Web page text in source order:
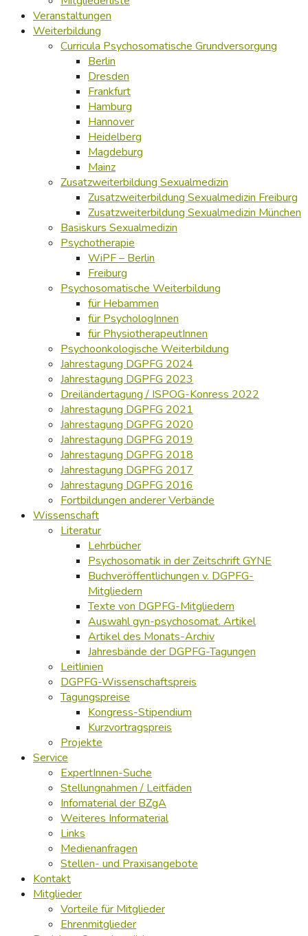
Veranstaltungen
Weiterbildung
Curricula Psychosomatische Grundversorgung
Berlin
Dresden
Frankfurt
Hamburg
Hannover
Heidelberg
Magdeburg
Mainz
Zusatzweiterbildung Sexualmedizin
Zusatzweiterbildung Sexualmedizin Freiburg
Zusatzweiterbildung Sexualmedizin München
Basiskurs Sexualmedizin
Psychotherapie
WiPF – Berlin
Freiburg
Psychosomatische Weiterbildung
für Hebammen
für PsychologInnen
für PhysiotherapeutInnen
Psychoonkologische Weiterbildung
Jahrestagung DGPFG 2024
Jahrestagung DGPFG 2023
Dreiländertagung / ISPOG-Konress 2022
Jahrestagung DGPFG 2021
Jahrestagung DGPFG 2020
Jahrestagung DGPFG 2019
Jahrestagung DGPFG 2018
Jahrestagung DGPFG 2017
Jahrestagung DGPFG 2016
Fortbildungen anderer Verbände
Wissenschaft
Literatur
Lehrbücher
Psychosomatik in der Zeitschrift GYNE
Buchveröffentlichungen v. DGPFG-
Mitgliedern
Texte von DGPFG-Mitgliedern
Auswahl gyn-psychosomat. Artikel
Artikel des Monats-Archiv
Jahresbände der DGPFG-Tagungen
Leitlinien
DGPFG-Wissenschaftspreis
Tagungspreise
Kongress-Stipendium
Kurzvortragspreis
Projekte
Service
ExpertInnen-Suche
Stellungnahmen / Leitfäden
Infomaterial der BZgA
Weiteres Informaterial
Links
Medienanfragen
Stellen- und Praxisangebote
Kontakt
Mitglieder
Vorteile für Mitglieder
Ehrenmitglieder